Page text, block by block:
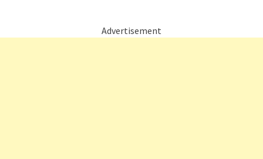
Advertisement